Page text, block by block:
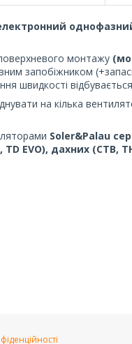
монтажу
запобіжником
швидкості
на кілька
Soler&Palau
EVO), дахних (CTB,